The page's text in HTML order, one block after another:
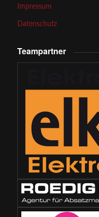
Impressum
Datenschutz
Teampartner